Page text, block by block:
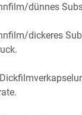
dünnes
dickeres